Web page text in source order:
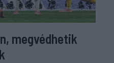
megvédhetik